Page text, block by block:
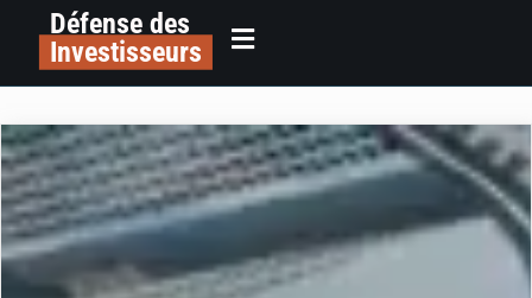
Défense des
Investisseurs